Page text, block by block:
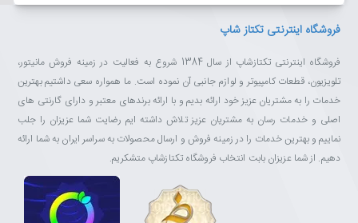
شارژ
✅ طراحی ضد نشت
دستگاه‌های شما
✅ابعاد استاندارد ۱۴.۵×۵۰.۵ میلی‌متر
و وزن ۲۴ گرم (هر عدد)
✅ بدون جیوه، کادمیوم و سرب؛ ایمن برای خانواده و محیط زیست
✅سازگار با تمام دستگاه‌های قلمی (AA)
از کنترل تلویزیون تا
موس بی‌سیم
فروشگاه اینترنتی تکتاز شاپ
فروشگاه اینترنتی تکتازشاپ از سال 1384 شروع به فعالیت در زمینه فروش مانیتور،
تلویزیون، قطعات کامپیوتر و لوازم جانبی آن نموده است. ما همواره سعی داشتیم بهترین
خدمات را به مشتریان عزیز خود ارائه بدیم و با ارائه برندهای معتبر و دارای گارنتی های
اصلی و خدمات رسان به مشتریان عزیز تلاش داشته ایم رضایت شما عزیزان را جلب
نماییم و بهترین خدمات را در زمینه فروش و ارسال محصولات به سراسر ایران به شما ارائه
دهیم. از شما عزیزان بابت انتخاب فروشگاه تکتازشاپ متشکریم.